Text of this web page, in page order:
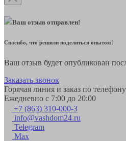
Ваш отзыв отправлен!
Спасибо, что решили поделиться опытом!
Ваш отзыв будет опубликован
Заказать звонок
Горячая линия и заказ по телефону
Ежедневно с 7:00 до 20:00
+7 (863) 310-000-3
info@vashdom24.ru
Telegram
Max